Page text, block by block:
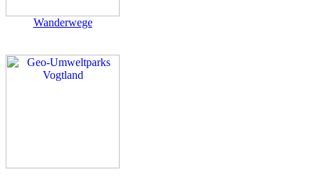
Wanderwege